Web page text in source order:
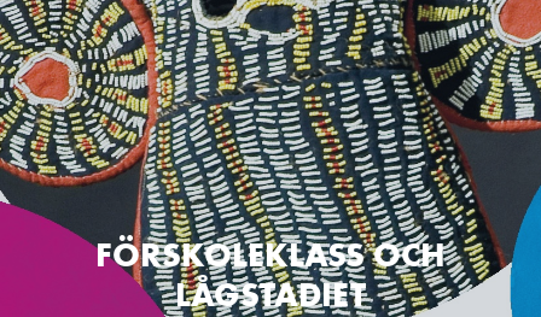
FÖRSKOLEKLASS OCH
LÅGSTADIET